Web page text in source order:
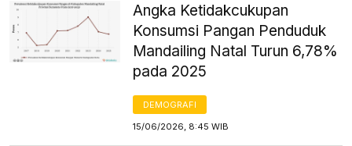
Angka Ketidakcukupan
Konsumsi Pangan Penduduk
Mandailing Natal Turun 6,78%
pada 2025
DEMOGRAFI
15/06/2026, 8:45 WIB